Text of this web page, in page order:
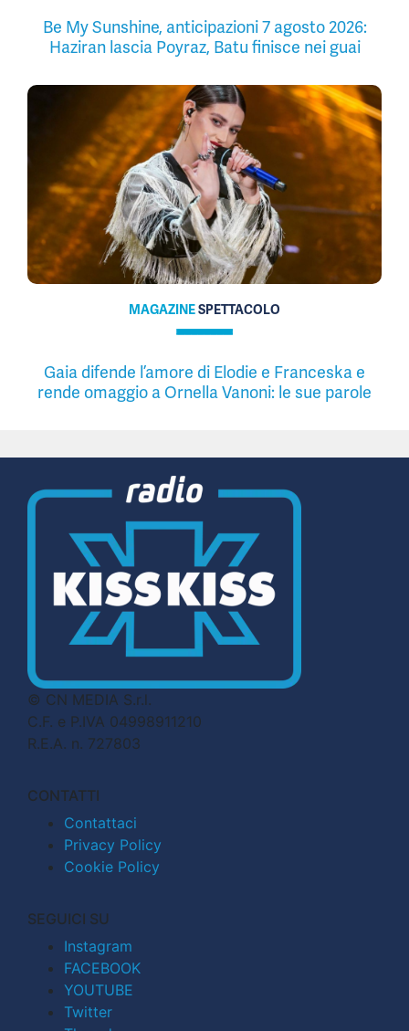
Be My Sunshine, anticipazioni 7 agosto 2026:
Haziran lascia Poyraz, Batu finisce nei guai
MAGAZINESPETTACOLO
Gaia difende l’amore di Elodie e Franceska e
rende omaggio a Ornella Vanoni: le sue parole
© CN MEDIA S.r.l.
C.F. e P.IVA 04998911210
R.E.A. n. 727803
CONTATTI
Contattaci
Privacy Policy
Cookie Policy
SEGUICI SU
Instagram
FACEBOOK
YOUTUBE
Twitter